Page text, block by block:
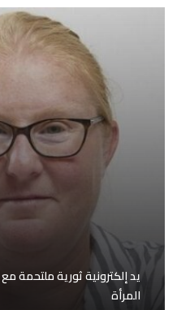
يد إلكترونية ثورية
المرأة